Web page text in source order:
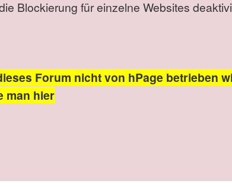
Blockierung für einzelne Websites
Forum nicht von hPage betrieben
man hier